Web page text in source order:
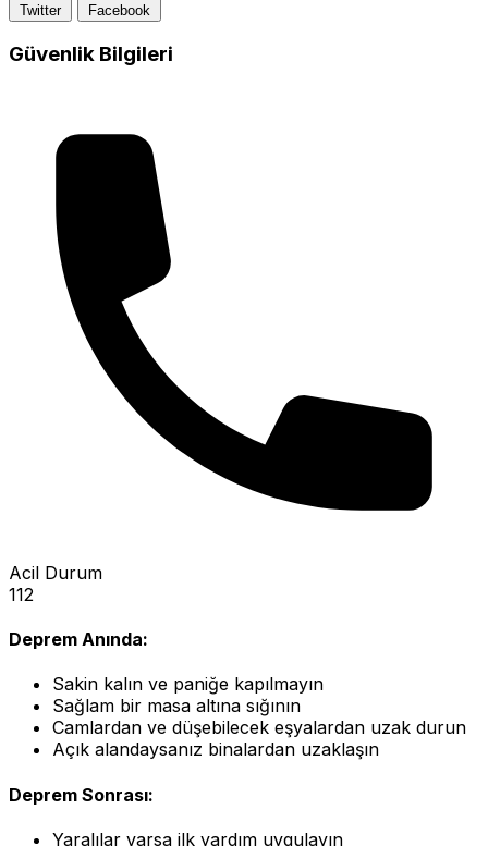
Twitter Facebook
Güvenlik Bilgileri
Acil Durum
112
Deprem Anında:
Sakin kalın ve paniğe kapılmayın
Sağlam bir masa altına sığının
Camlardan ve düşebilecek eşyalardan uzak durun
Açık alandaysanız binalardan uzaklaşın
Deprem Sonrası:
Yaralılar varsa ilk yardım uygulayın